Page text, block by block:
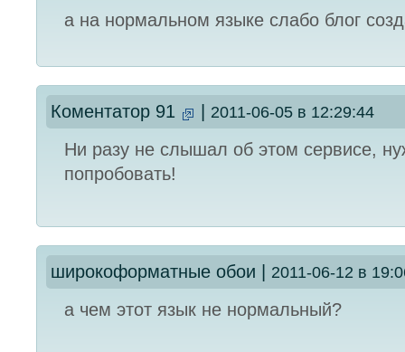
а на нормальном языке слабо блог
Коментатор 91 2011-06-05 в 12:29:44
Ни разу не слышал об этом сервисе,
попробовать!
широкоформатные обои 2011-06-12 в
а чем этот язык не нормальный?